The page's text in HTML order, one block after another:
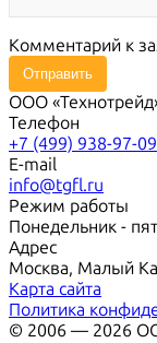
Комментарий к
Отправить
ООО
Телефон
+7 (499) 938-97-09
E-mail
info@tgfl.ru
Режим работы
Понедельник -
Адрес
Москва, Малый
Карта сайта
Политика
© 2006 — 2026